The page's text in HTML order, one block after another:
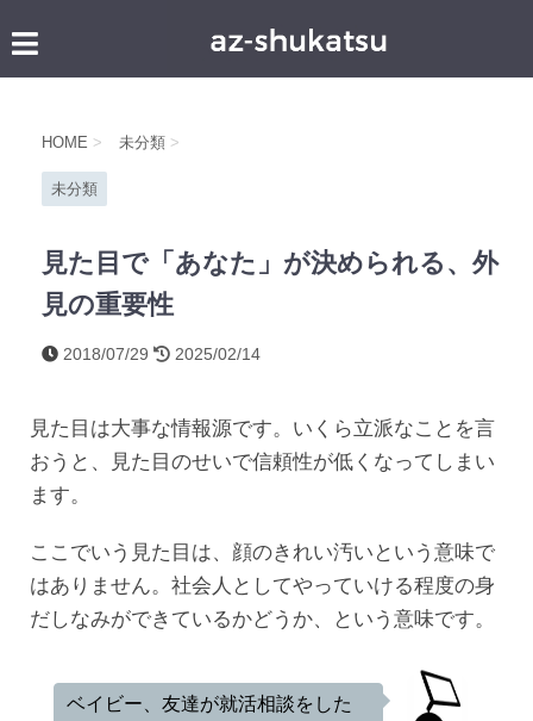
HOME > 未分類 >
未分類
見た目で「あなた」が決められる、外
見の重要性
2018/07/29 2025/02/14
見た目は大事な情報源です。いくら立派なことを言
おうと、見た目のせいで信頼性が低くなってしまい
ます。
ここでいう見た目は、顔のきれい汚いという意味で
はありません。社会人としてやっていける程度の身
だしなみができているかどうか、という意味です。
ベイビー、友達が就活相談をした